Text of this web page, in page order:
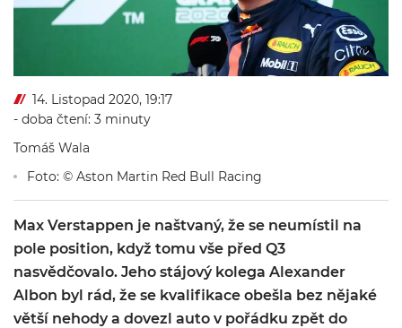
14. Listopad 2020, 19:17
- doba čtení: 3 minuty
Tomáš Wala
Foto: © Aston Martin Red Bull Racing
Max Verstappen je naštvaný, že se neumístil na
pole position, když tomu vše před Q3
nasvědčovalo. Jeho stájový kolega Alexander
Albon byl rád, že se kvalifikace obešla bez nějaké
větší nehody a dovezl auto v pořádku zpět do